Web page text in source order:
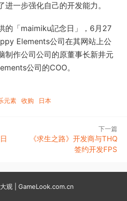
一步强化自己的开发能力。
的「maimiku記念日」，6月27
Elements公司在其网站上公
制作公司公司的原董事长新井元
公司的COO。
元素 收购 日本
下一篇
《求生之路》开发商与THQ
签约开发FPS
观 | GameLook.com.cn